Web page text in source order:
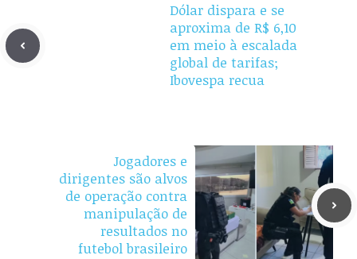
Dólar dispara e se
aproxima de R$ 6,10
em meio à escalada
global de tarifas;
Ibovespa recua
Jogadores e
dirigentes são alvos
de operação contra
manipulação de
resultados no
futebol brasileiro